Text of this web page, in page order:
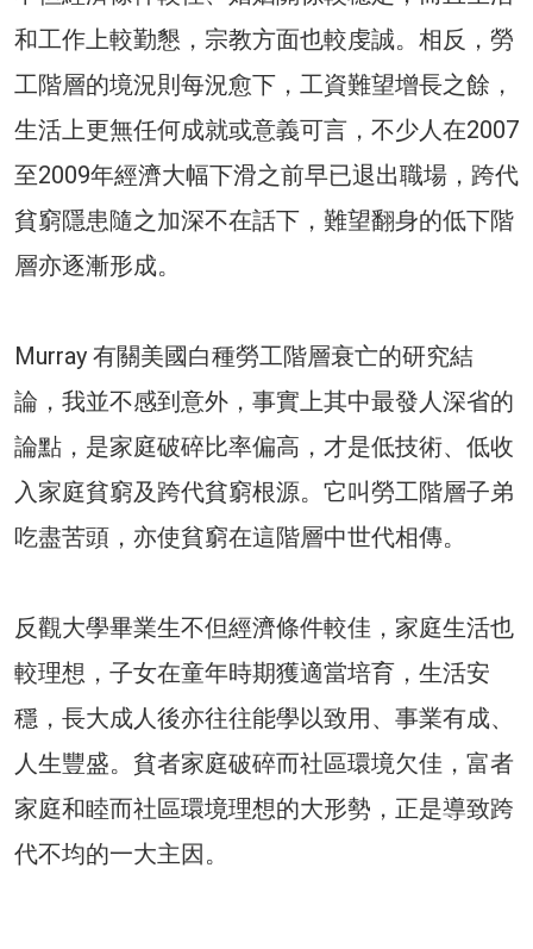
和工作上較勤懇，宗教方面也較虔誠。相反，勞
工階層的境況則每況愈下，工資難望增長之餘，
生活上更無任何成就或意義可言，不少人在2007
至2009年經濟大幅下滑之前早已退出職場，跨代
貧窮隱患隨之加深不在話下，難望翻身的低下階
層亦逐漸形成。
Murray 有關美國白種勞工階層衰亡的研究結
論，我並不感到意外，事實上其中最發人深省的
論點，是家庭破碎比率偏高，才是低技術、低收
入家庭貧窮及跨代貧窮根源。它叫勞工階層子弟
吃盡苦頭，亦使貧窮在這階層中世代相傳。
反觀大學畢業生不但經濟條件較佳，家庭生活也
較理想，子女在童年時期獲適當培育，生活安
穩，長大成人後亦往往能學以致用、事業有成、
人生豐盛。貧者家庭破碎而社區環境欠佳，富者
家庭和睦而社區環境理想的大形勢，正是導致跨
代不均的一大主因。